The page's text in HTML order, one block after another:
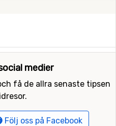
medier
få de allra senaste tipsen
Följ oss på Facebook